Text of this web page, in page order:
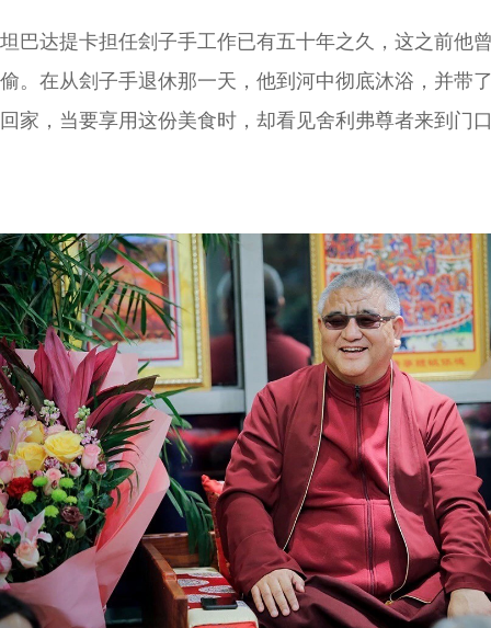
坦巴达提卡担任刽子手工作已有五十年之久，这之前他
偷。在从刽子手退休那一天，他到河中彻底沐浴，并带
回家，当要享用这份美食时，却看见舍利弗尊者来到门